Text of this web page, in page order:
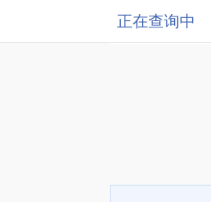
正在查询中